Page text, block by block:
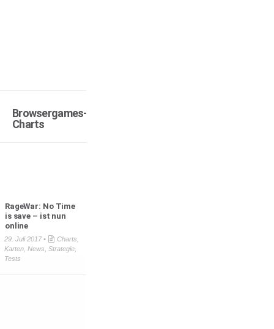
Browsergames-
Charts
RageWar: No Time
is save – ist nun
online
29. Juli 2017 • Charts
Karten, News Strategie,
Tests